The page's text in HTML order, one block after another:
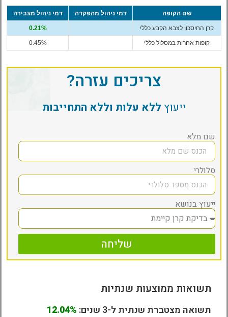
שם הקופה דמי ניהול מהפקדה דמי ניהול מצבירה
קרן החיסכון לצבא הקבע כללי 0.21%
קופות אחרות במסלול כללי 0.45%
צריכים עזרה?
ייעוץללא עלות וללא התחייבות
שם מלא
סלולרי
ייעוץ בנושא
שליחה
תשואות ממוצעות שנתיות
תשואה מצטברת שנתית ל-3 שנים: 12.04%